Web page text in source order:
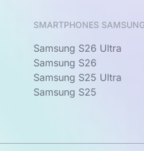
SMARTPHONES
Samsung S26 Ultra
Samsung S26
Samsung S25 Ultra
Samsung S25